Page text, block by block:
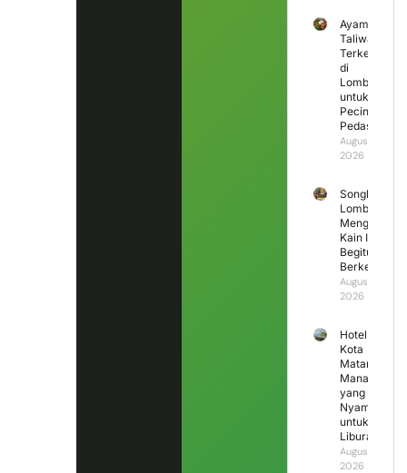
Ayam
Taliwang
Terkenal
di
Lombok
untuk
Pecinta
Pedas
August 6,
2026
Songket
Lombok
Mengapa
Kain Ini
Begitu
Berkesan?
August 5,
2026
Hotel di
Kota
Mataram
Mana
yang
Nyaman
untuk
Liburan?
August 4,
2026